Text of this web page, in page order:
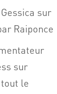
sur
Raiponce
sur
le